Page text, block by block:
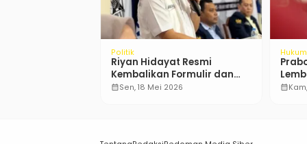
Hukum
Gubernur DKI Jakarta Akan
Larang Penggunaan Ondel-
Ondel untuk Mengamen
calendar_monthMing, 15 Jun 2025
Alwi
calendar_month